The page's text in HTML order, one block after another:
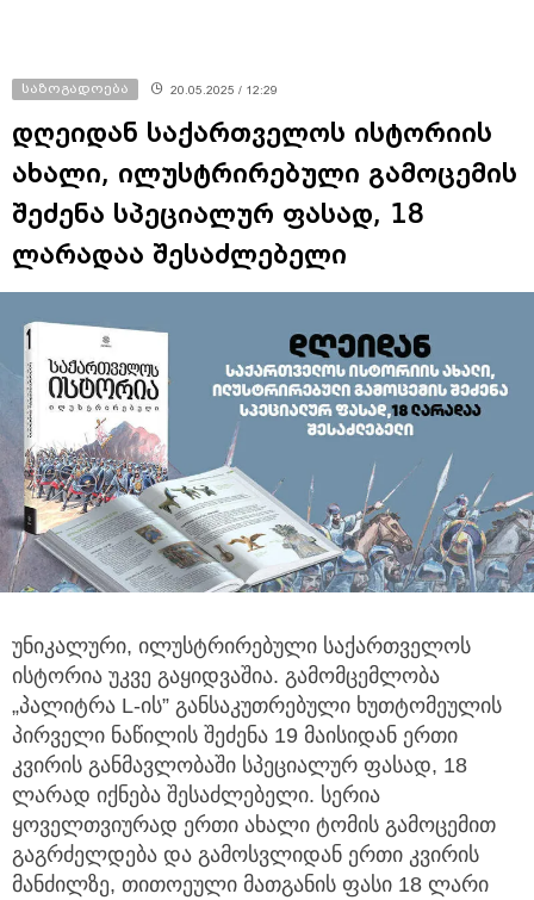
საზოგადოება 20.05.2025 / 12:29
დღეიდან საქართველოს ისტორიის
ახალი, ილუსტრირებული გამოცემის
შეძენა სპეციალურ ფასად, 18
ლარადაა შესაძლებელი
უნიკალური, ილუსტრირებული საქართველოს
ისტორია უკვე გაყიდვაშია. გამომცემლობა
„პალიტრა L-ის” განსაკუთრებული ხუთტომეულის
პირველი ნაწილის შეძენა 19 მაისიდან ერთი
კვირის განმავლობაში სპეციალურ ფასად, 18
ლარად იქნება შესაძლებელი. სერია
ყოველთვიურად ერთი ახალი ტომის გამოცემით
გაგრძელდება და გამოსვლიდან ერთი კვირის
მანძილზე, თითოეული მათგანის ფასი 18 ლარი